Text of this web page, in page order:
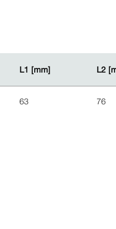
L1 [mm] L2
L1 [mm] L2
63 76